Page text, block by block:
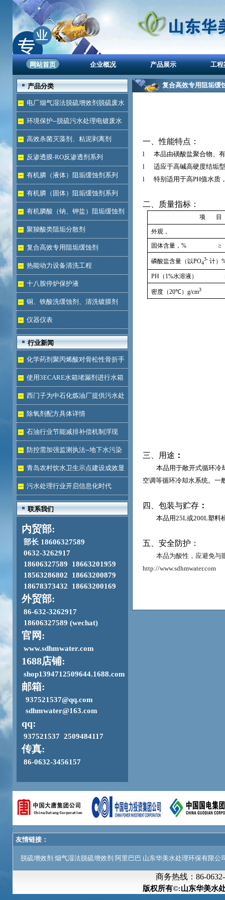
网站首页 企业概况 产品展示 工程
产品分类
电厂烟气湿法脱硫增效剂脱硫废水
处理环境保护--脱硫污水处理电镀废水
达标高效杀菌灭藻剂、粘泥剥离剂
反渗透膜-RO反渗透剂系列
有机膦（液体）阻垢缓蚀剂系列
有机膦（固体）阻垢缓蚀剂系列
有机膦酸（钠、钾盐）阻垢缓蚀剂
液体聚羧酸类阻垢分散剂
复合高效专用阻垢缓蚀剂
热能动力设备清洗工程
十八胺停炉保护液
铜、铁酸洗缓蚀剂、清洗镀膜剂
仪器仪表
行业新闻
化学药剂聚丙烯酸对骨松性骨折手
术成功的用途
使用3ECARE水箱堵漏剂进行水箱
免拆堵漏的维修保养技术
西门子为中石化炼油厂提供污水处
理技术除氧剂配方具体详情
石油行业节能减排补偿机制浮现
防控需加强监测执法--地下水污染
加剧青岛农村饮水卫生示点建设成效显
著 污水处理行业开启信息化时代
联系我们
内贸部:
部长 18606327589
0632-3262917
18606327589 18663201959
18563286802 18663200879
18678373432 18663200169
外贸部:
86-632-3262917
18606327589 (wechat)
官网:
www.sdhmwater.com
1688店铺:
shop1394712509644.1688.com
邮箱:
937521537@qq.com
sdhmwater@163.com
qq:
937521537 2509484117
传真:
86-0632-3456157
复合高效专用阻垢缓
一、性能特点 ：
l
本品由磺酸盐聚合物、
l
适应于高碱高硬度结垢
l
特别适用于高PH值水质
二、质量指标 ：
项 目
外观，
固体含量，% ≥
磷酸盐含量（以PO4
3- 计）
PH （ 1%水溶液）
密度（20℃）g/cm3
三、用途 ：
本品用于敞开式循环冷
空调等循环冷却水系统。 一
四、包装与贮存 ：
本品用25L或200L塑料
五、安全防护：
本品为酸性，应避免与
http://www.sdhmwater.com
友情链接：
脱硫增效剂 烟气湿法脱硫增效剂 阿里巴巴 山东华美水处理环保有限公
商务热线： 86-
版权所有©:山东华美水